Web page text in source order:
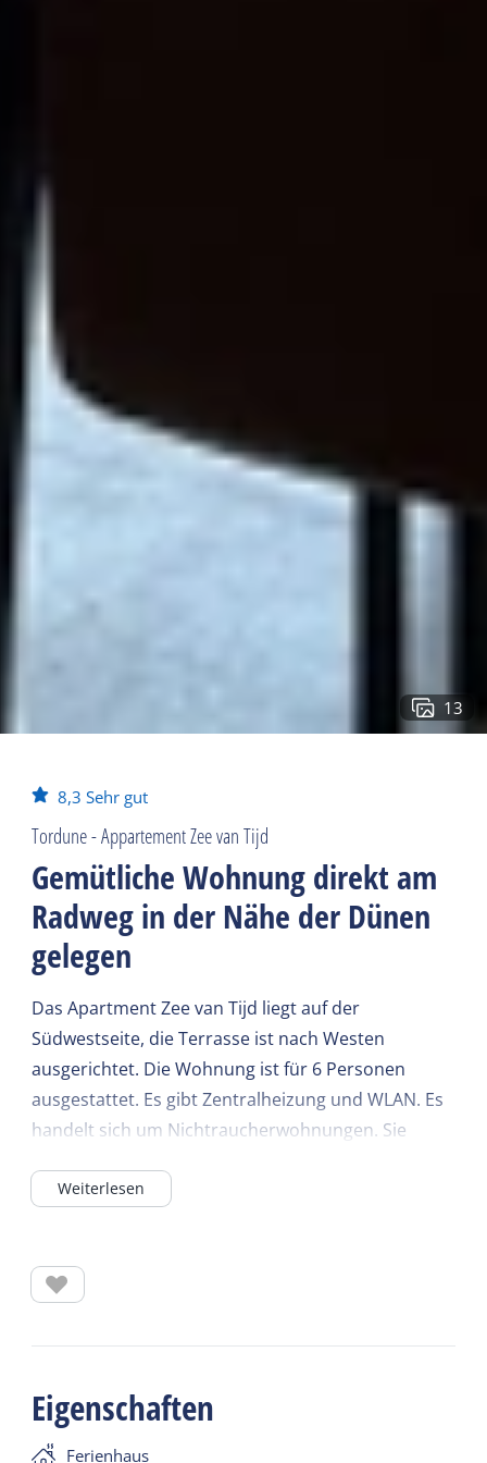
13
8,3 Sehr gut
Tordune - Appartement Zee van Tijd
Gemütliche Wohnung direkt am
Radweg in der Nähe der Dünen
gelegen
Das Apartment Zee van Tijd liegt auf der
Südwestseite, die Terrasse ist nach Westen
ausgerichtet. Die Wohnung ist für 6 Personen
ausgestattet. Es gibt Zentralheizung und WLAN. Es
handelt sich um Nichtraucherwohnungen. Sie
Küchenwäsche mitbringen. Bettwäsche ist im Preis
gepflegten Apartments direkt an den Dünen. Von
auf Oosterend und das Watt. Das Vorderhaus wird
vom Eigentümer bewohnt.
Weiterlesen
Eigenschaften
Ferienhaus